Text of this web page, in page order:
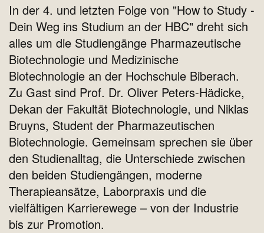
In der 4. und letzten Folge von "How to Study -
Dein Weg ins Studium an der HBC" dreht sich
alles um die Studiengänge Pharmazeutische
Biotechnologie und Medizinische
Biotechnologie an der Hochschule Biberach.
Zu Gast sind Prof. Dr. Oliver Peters-Hädicke,
Dekan der Fakultät Biotechnologie, und Niklas
Bruyns, Student der Pharmazeutischen
Biotechnologie. Gemeinsam sprechen sie über
den Studienalltag, die Unterschiede zwischen
den beiden Studiengängen, moderne
Therapieansätze, Laborpraxis und die
vielfältigen Karrierewege – von der Industrie
bis zur Promotion.